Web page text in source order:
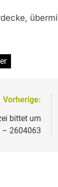
Vorherige:
bittet um
– 2604063